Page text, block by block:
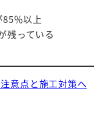
％以上
残っている
意点と施工対策へ